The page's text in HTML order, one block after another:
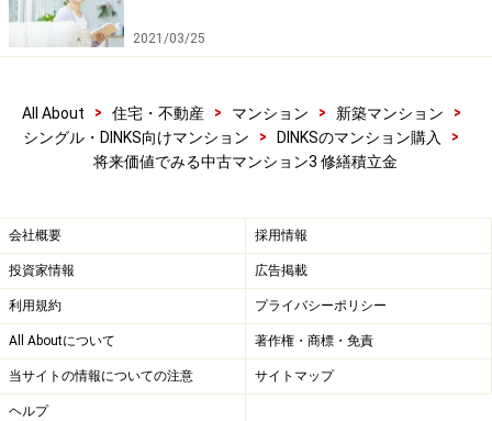
2021/03/25
All About > 住宅・不動産 > マンション > 新築マンション
>
シングル・DINKS向けマンション
> DINKSのマンション購入
>
将来価値でみる中古マンション3 修繕積立金
会社概要 採用情報
投資家情報 広告掲載
利用規約 プライバシーポリシー
All Aboutについて 著作権・商標・免責
当サイトの情報についての注意 サイトマップ
ヘルプ